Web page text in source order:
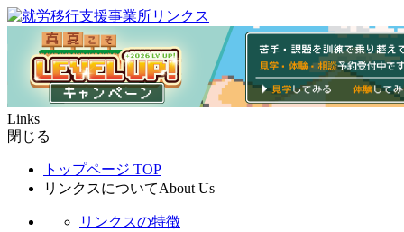
Links
閉じる
トップページ TOP
リンクスについてAbout Us
リンクスの特徴